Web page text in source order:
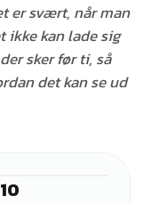
er svært, når man
ikke kan lade sig
sker før ti, så
det kan se ud